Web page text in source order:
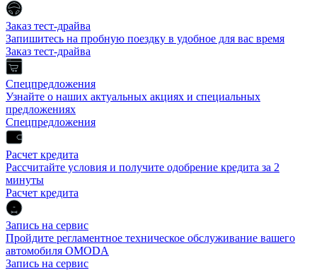
Заказ тест-драйва
Запишитесь на пробную поездку в удобное для вас время
Заказ тест-драйва
Спецпредложения
Узнайте о наших актуальных акциях и специальных
предложениях
Спецпредложения
Расчет кредита
Рассчитайте условия и получите одобрение кредита за 2
минуты
Расчет кредита
Запись на сервис
Пройдите регламентное техническое обслуживание вашего
автомобиля OMODA
Запись на сервис